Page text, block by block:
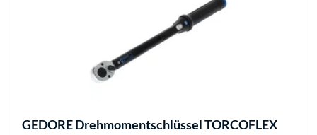
GEDOREDrehmomentschlüssel TORCOFLEX